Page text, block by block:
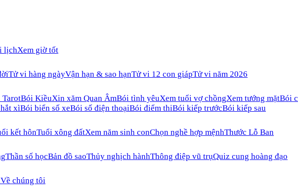
lịchXem giờ tốt
Tử vi hàng ngàyVận hạn & sao hạnTử vi 12 con giápTử vi năm 2026
TarotBói KiềuXin xăm Quan ÂmBói tình yêuXem tuổi vợ chồngXem tướng mặtBói
xìBói biển số xeBói số điện thoạiBói điểm thiBói kiếp trướcBói kiếp sau
kết hônTuổi xông đấtXem năm sinh conChọn nghề hợp mệnhThước Lỗ Ban
Thần số họcBản đồ saoThủy nghịch hànhThông điệp vũ trụQuiz cung hoàng đạo
Về chúng tôi